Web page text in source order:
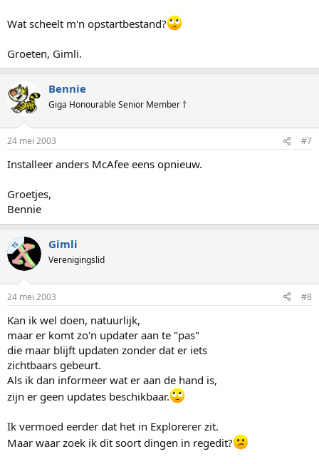
Wat scheelt m'n opstartbestand?
Groeten, Gimli.
Bennie
Giga Honourable Senior Member †
24 mei 2003 #7
Installeer anders McAfee eens opnieuw.
Groetjes,
Bennie
TS Gimli
Verenigingslid
24 mei 2003 #8
Kan ik wel doen, natuurlijk,
maar er komt zo'n updater aan te "pas"
die maar blijft updaten zonder dat er iets
zichtbaars gebeurt.
Als ik dan informeer wat er aan de hand is,
zijn er geen updates beschikbaar.
Ik vermoed eerder dat het in Explorerer zit.
Maar waar zoek ik dit soort dingen in regedit?